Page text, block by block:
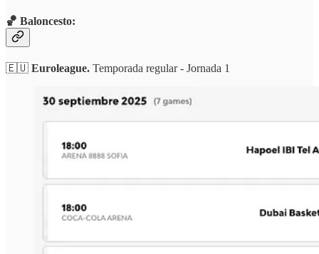
🏀 Baloncesto:
🇪🇺 Euroleague. Temporada regular - Jornada 1